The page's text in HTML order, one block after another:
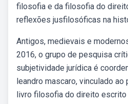
filosofia e da filosofia do
reflexões jusfilosóficas na
Antigos, medievais e
2016, o grupo de pesquisa
subjetividade jurídica é
leandro mascaro, vinculado ao
livro filosofia do direito escrito